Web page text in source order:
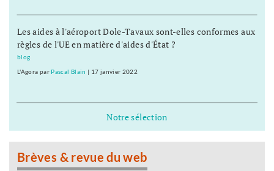
Les aides à l'aéroport Dole-Tavaux sont-elles conformes aux
règles de l'UE en matière d'aides d'État ?
blog
L'Agora par Pascal Blain | 17 janvier 2022
Notre sélection
Brèves & revue du web